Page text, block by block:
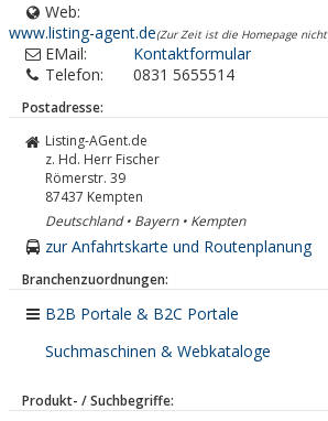
Web:
www.listing-agent.de(Zur Zeit ist die Homepage
EMail:
Kontaktformular
Telefon:
0831 5655514
Postadresse:
Listing-AGent.de
z. Hd. Herr Fischer
Römerstr. 39
87437 Kempten
Deutschland • Bayern • Kempten
zur Anfahrtskarte und Routenplanung
Branchenzuordnungen:
B2B Portale & B2C Portale
Suchmaschinen & Webkataloge
Produkt- / Suchbegriffe: